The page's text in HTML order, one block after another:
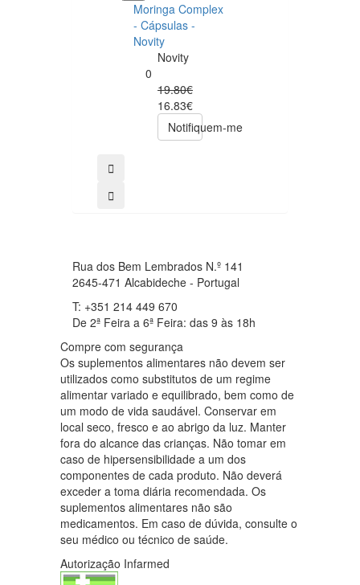
Moringa Complex
- Cápsulas -
Novity
Novity
0
19.80€
16.83€
Notifiquem-me
Rua dos Bem Lembrados N.º 141
2645-471 Alcabideche - Portugal
T: +351 214 449 670
De 2ª Feira a 6ª Feira: das 9 às 18h
Compre com segurança
Os suplementos alimentares não devem ser
utilizados como substitutos de um regime
alimentar variado e equilibrado, bem como de
um modo de vida saudável. Conservar em
local seco, fresco e ao abrigo da luz. Manter
fora do alcance das crianças. Não tomar em
caso de hipersensibilidade a um dos
componentes de cada produto. Não deverá
exceder a toma diária recomendada. Os
suplementos alimentares não são
medicamentos. Em caso de dúvida, consulte o
seu médico ou técnico de saúde.
Autorização Infarmed